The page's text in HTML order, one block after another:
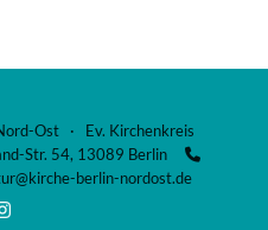
Ost · Ev. Kirchenkreis
Str. 54, 13089 Berlin

berlin-nordost.de